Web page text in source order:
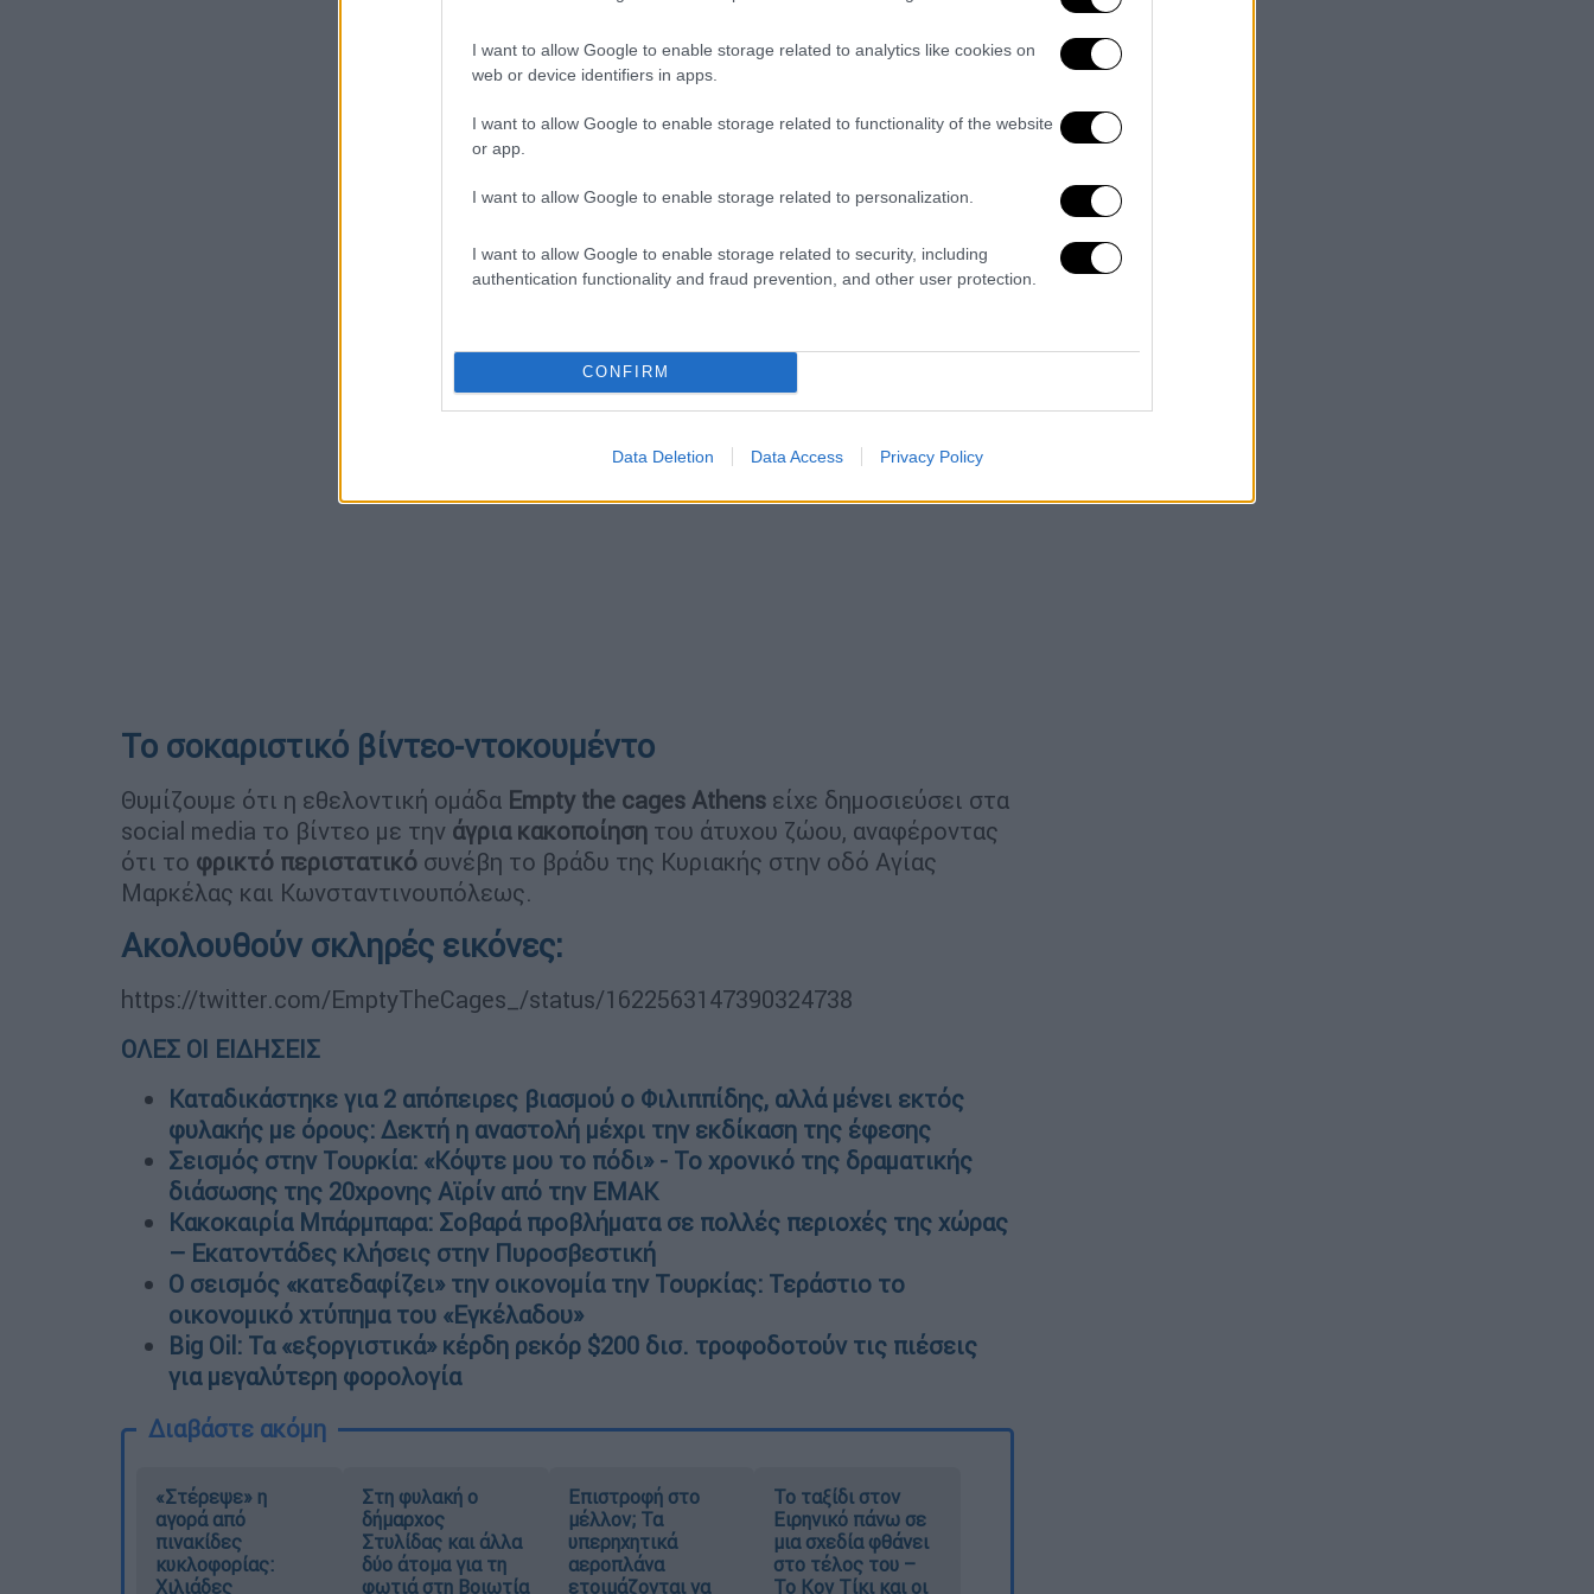
I want to allow Google to enable storage related to analytics like cookies on
web or device identifiers in apps.
I want to allow Google to enable storage related to functionality of the website
or app.
I want to allow Google to enable storage related to personalization.
I want to allow Google to enable storage related to security, including
authentication functionality and fraud prevention, and other user protection.
CONFIRM
Data Deletion Data Access Privacy Policy
Το σοκαριστικό βίντεο-ντοκουμέντο
Θυμίζουμε ότι η εθελοντική ομάδα Empty the cages Athens είχε δημοσιεύσει στα
social media το βίντεο με την άγρια κακοποίηση του άτυχου ζώου, αναφέροντας
ότι το φρικτό περιστατικό συνέβη το βράδυ της Κυριακής στην οδό Αγίας
Μαρκέλας και Κωνσταντινουπόλεως.
Ακολουθούν σκληρές εικόνες:
https://twitter.com/EmptyTheCages_/status/1622563147390324738
ΟΛΕΣ ΟΙ ΕΙΔΗΣΕΙΣ
Καταδικάστηκε για 2 απόπειρες βιασμού ο Φιλιππίδης, αλλά μένει εκτός
φυλακής με όρους: Δεκτή η αναστολή μέχρι την εκδίκαση της έφεσης
Σεισμός στην Τουρκία: «Κόψτε μου το πόδι» - Το χρονικό της δραματικής
διάσωσης της 20χρονης Αϊρίν από την ΕΜΑΚ
Κακοκαιρία Μπάρμπαρα: Σοβαρά προβλήματα σε πολλές περιοχές της χώρας
– Εκατοντάδες κλήσεις στην Πυροσβεστική
Ο σεισμός «κατεδαφίζει» την οικονομία την Τουρκίας: Τεράστιο το
οικονομικό χτύπημα του «Εγκέλαδου»
Big Oil: Τα «εξοργιστικά» κέρδη ρεκόρ $200 δισ. τροφοδοτούν τις πιέσεις
για μεγαλύτερη φορολογία
Διαβάστε ακόμη
«Στέρεψε» η
αγορά από
πινακίδες
κυκλοφορίας:
Χιλιάδες
Στη φυλακή ο
δήμαρχος
Στυλίδας και άλλα
δύο άτομα για τη
φωτιά στη Βοιωτία
Επιστροφή στο
μέλλον; Τα
υπερηχητικά
αεροπλάνα
ετοιμάζονται να
Το ταξίδι στον
Ειρηνικό πάνω σε
μια σχεδία φθάνει
στο τέλος του –
Το Κον Τίκι και οι